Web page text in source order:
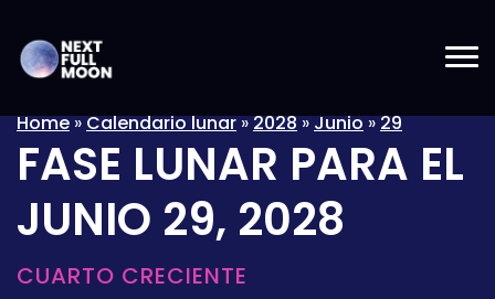
Home»Calendario lunar»2028»Junio»29
FASE LUNAR PARA EL
JUNIO 29, 2028
CUARTO CRECIENTE